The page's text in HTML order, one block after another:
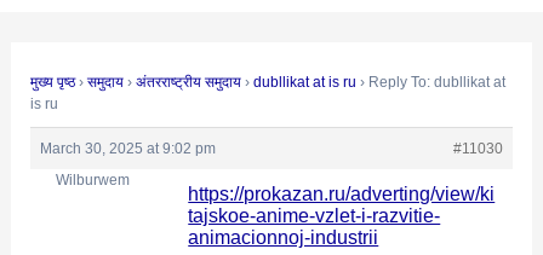
मुख्य पृष्ठ › समुदाय › अंतरराष्ट्रीय समुदाय › dubllikat at is ru › Reply To: dubllikat at
is ru
March 30, 2025 at 9:02 pm
#11030
Wilburwem
https://prokazan.ru/adverting/view/ki
tajskoe-anime-vzlet-i-razvitie-
animacionnoj-industrii